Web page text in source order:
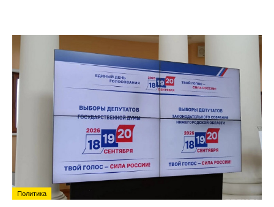
Политика